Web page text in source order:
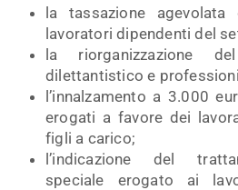
la tassazione
lavoratori dipendenti del
la riorganizzazione
dilettantistico e
l’innalzamento a 3.000
erogati a favore dei
figli a carico;
l’indicazione del
speciale erogato ai